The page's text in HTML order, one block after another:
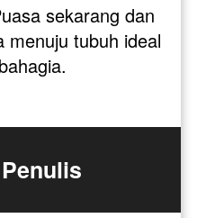
sekarang dan
menuju tubuh ideal